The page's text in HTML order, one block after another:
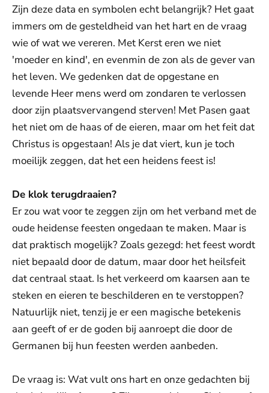
Zijn deze data en symbolen echt belangrijk? Het gaat
immers om de gesteldheid van het hart en de vraag
wie of wat we vereren. Met Kerst eren we niet
'moeder en kind', en evenmin de zon als de gever van
het leven. We gedenken dat de opgestane en
levende Heer mens werd om zondaren te verlossen
door zijn plaatsvervangend sterven! Met Pasen gaat
het niet om de haas of de eieren, maar om het feit dat
Christus is opgestaan! Als je dat viert, kun je toch
moeilijk zeggen, dat het een heidens feest is!
De klok terugdraaien?
Er zou wat voor te zeggen zijn om het verband met de
oude heidense feesten ongedaan te maken. Maar is
dat praktisch mogelijk? Zoals gezegd: het feest wordt
niet bepaald door de datum, maar door het heilsfeit
dat centraal staat. Is het verkeerd om kaarsen aan te
steken en eieren te beschilderen en te verstoppen?
Natuurlijk niet, tenzij je er een magische betekenis
aan geeft of er de goden bij aanroept die door de
Germanen bij hun feesten werden aanbeden.
De vraag is: Wat vult ons hart en onze gedachten bij